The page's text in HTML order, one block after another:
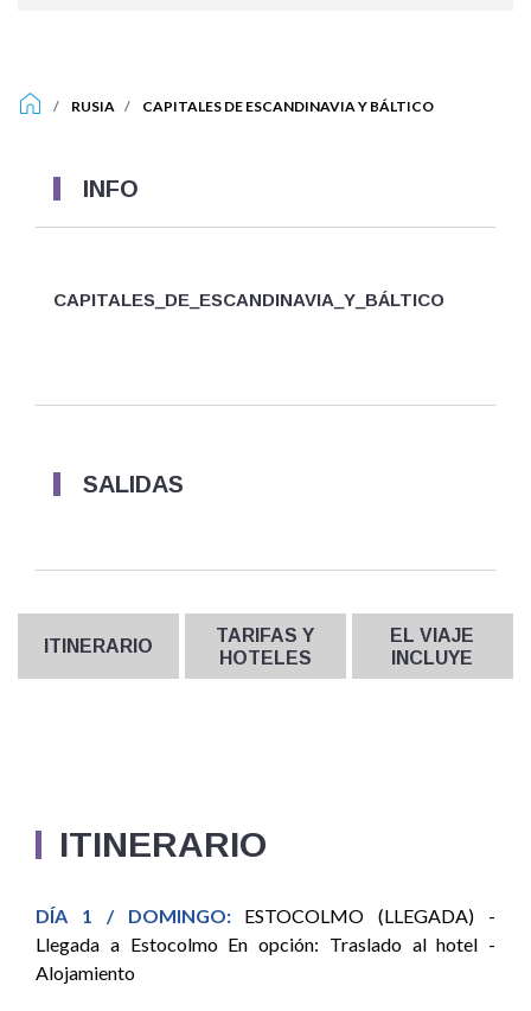
RUSIA CAPITALES DE ESCANDINAVIA Y BÁLTICO
INFO
CAPITALES_DE_ESCANDINAVIA_Y_BÁLTICO
SALIDAS
ITINERARIO
TARIFAS Y
HOTELES
EL VIAJE
INCLUYE
ITINERARIO
DÍA 1 / DOMINGO:ESTOCOLMO (LLEGADA) -
Llegada a Estocolmo En opción: Traslado al hotel -
Alojamiento